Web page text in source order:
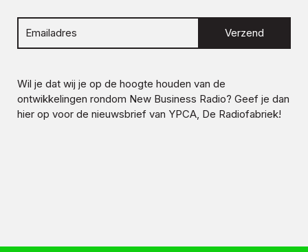
Verzend
Wil je dat wij je op de hoogte houden van de
ontwikkelingen rondom New Business Radio? Geef je dan
hier op voor de nieuwsbrief van YPCA, De Radiofabriek!